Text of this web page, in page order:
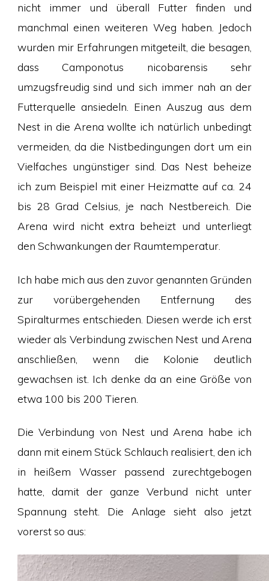
nicht immer und überall Futter finden und
manchmal einen weiteren Weg haben. Jedoch
wurden mir Erfahrungen mitgeteilt, die besagen,
dass Camponotus nicobarensis sehr
umzugsfreudig sind und sich immer nah an der
Futterquelle ansiedeln. Einen Auszug aus dem
Nest in die Arena wollte ich natürlich unbedingt
vermeiden, da die Nistbedingungen dort um ein
Vielfaches ungünstiger sind. Das Nest beheize
ich zum Beispiel mit einer Heizmatte auf ca. 24
bis 28 Grad Celsius, je nach Nestbereich. Die
Arena wird nicht extra beheizt und unterliegt
den Schwankungen der Raumtemperatur.
Ich habe mich aus den zuvor genannten Gründen
zur vorübergehenden Entfernung des
Spiralturmes entschieden. Diesen werde ich erst
wieder als Verbindung zwischen Nest und Arena
anschließen, wenn die Kolonie deutlich
gewachsen ist. Ich denke da an eine Größe von
etwa 100 bis 200 Tieren.
Die Verbindung von Nest und Arena habe ich
dann mit einem Stück Schlauch realisiert, den ich
in heißem Wasser passend zurechtgebogen
hatte, damit der ganze Verbund nicht unter
Spannung steht. Die Anlage sieht also jetzt
vorerst so aus: